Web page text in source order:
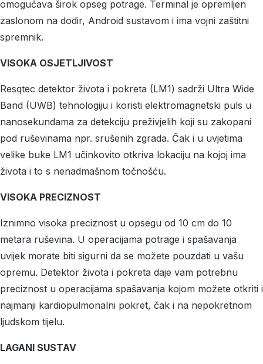
omogućava širok opseg potrage. Terminal je opremljen
zaslonom na dodir, Android sustavom i ima vojni zaštitni
spremnik.
VISOKA OSJETLJIVOST
Resqtec detektor života i pokreta (LM1) sadrži Ultra Wide
Band (UWB) tehnologiju i koristi elektromagnetski puls u
nanosekundama za detekciju preživjelih koji su zakopani
pod ruševinama npr. srušenih zgrada. Čak i u uvjetima
velike buke LM1 učinkovito otkriva lokaciju na kojoj ima
života i to s nenadmašnom točnošću.
VISOKA PRECIZNOST
Iznimno visoka preciznost u opsegu od 10 cm do 10
metara ruševina. U operacijama potrage i spašavanja
uvijek morate biti sigurni da se možete pouzdati u vašu
opremu. Detektor života i pokreta daje vam potrebnu
preciznost u operacijama spašavanja kojom možete otkriti i
najmanji kardiopulmonalni pokret, čak i na nepokretnom
ljudskom tijelu.
LAGANI SUSTAV